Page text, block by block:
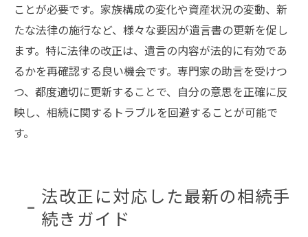
ことが必要です。家族構成の変化や資産状況の変動、新
たな法律の施行など、様々な要因が遺言書の更新を促し
ます。特に法律の改正は、遺言の内容が法的に有効であ
るかを再確認する良い機会です。専門家の助言を受けつ
つ、都度適切に更新することで、自分の意思を正確に反
映し、相続に関するトラブルを回避することが可能で
す。
法改正に対応した最新の相続手
続きガイド